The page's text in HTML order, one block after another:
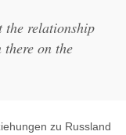
the relationship
on the
zu Russland